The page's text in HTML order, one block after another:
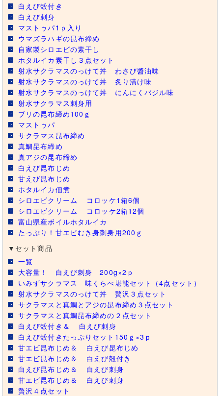
白えび殻付き
白えび刺身
マストゥパ1ｐ入り
ウマズラハギの昆布締め
自家製シロエビの素干し
ホタルイカ素干し３点セット
射水サクラマスのっけて丼 わさび醬油味
射水サクラマスのっけて丼 炙り漬け味
射水サクラマスのっけて丼 にんにくバジル味
射水サクラマス刺身用
ブリの昆布締め100ｇ
マストゥパ
サクラマス昆布締め
真鯛昆布締め
真アジの昆布締め
白えび昆布じめ
甘えび昆布じめ
ホタルイカ佃煮
シロエビクリーム
コロッケ1箱6個
シロエビクリーム
コロッケ2箱12個
富山県産ボイルホタルイカ
たっぷり！甘エビむき身刺身用200ｇ
▼セット商品
一覧
大容量！ 白えび刺身 200g×2ｐ
いみずサクラマス 味くらべ堪能セット（4点セット）
射水サクラマスのっけて丼 贅沢３点セット
サクラマスと真鯛とアジの昆布締め３点セット
サクラマスと真鯛昆布締めの２点セット
白えび殻付き＆
白えび刺身
白えび殻付きたっぷりセット150ｇ×3ｐ
甘エビ昆布じめ＆
白えび昆布じめ
甘エビ昆布じめ＆
白えび殻付き
白えび昆布じめ＆
白えび刺身
甘エビ昆布じめ＆
白えび刺身
贅沢４点セット